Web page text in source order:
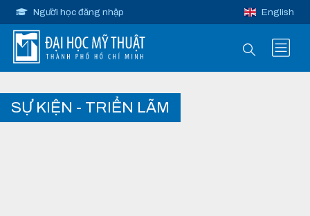
Người học đăng nhập English
SỰ KIỆN - TRIỂN LÃM